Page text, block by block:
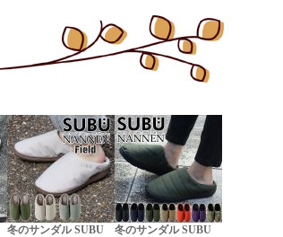
冬のサンダル SUBU
冬のサンダル SUBU